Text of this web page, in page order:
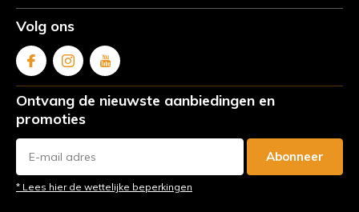
Volg ons
Ontvang de nieuwste aanbiedingen en
promoties
Abonneer
* Lees hier de wettelijke beperkingen